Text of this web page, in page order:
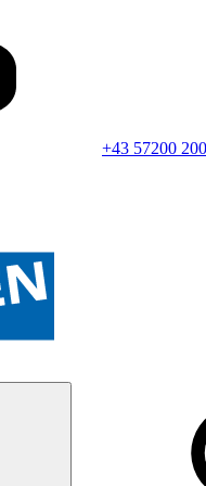
+43 57200 200